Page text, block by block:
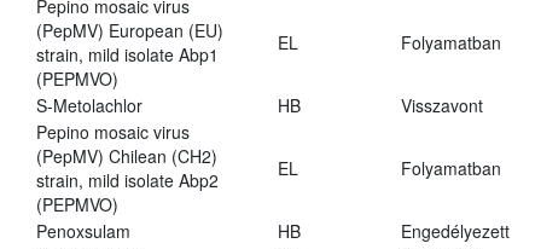
Pepino mosaic virus
(PepMV) European (EU)
strain, mild isolate Abp1
(PEPMVO)
EL Folyamatban
S-Metolachlor HB
Visszavont
Pepino mosaic virus
(PepMV) Chilean (CH2)
strain, mild isolate Abp2
(PEPMVO)
EL Folyamatban
Penoxsulam HB
Engedélyezett